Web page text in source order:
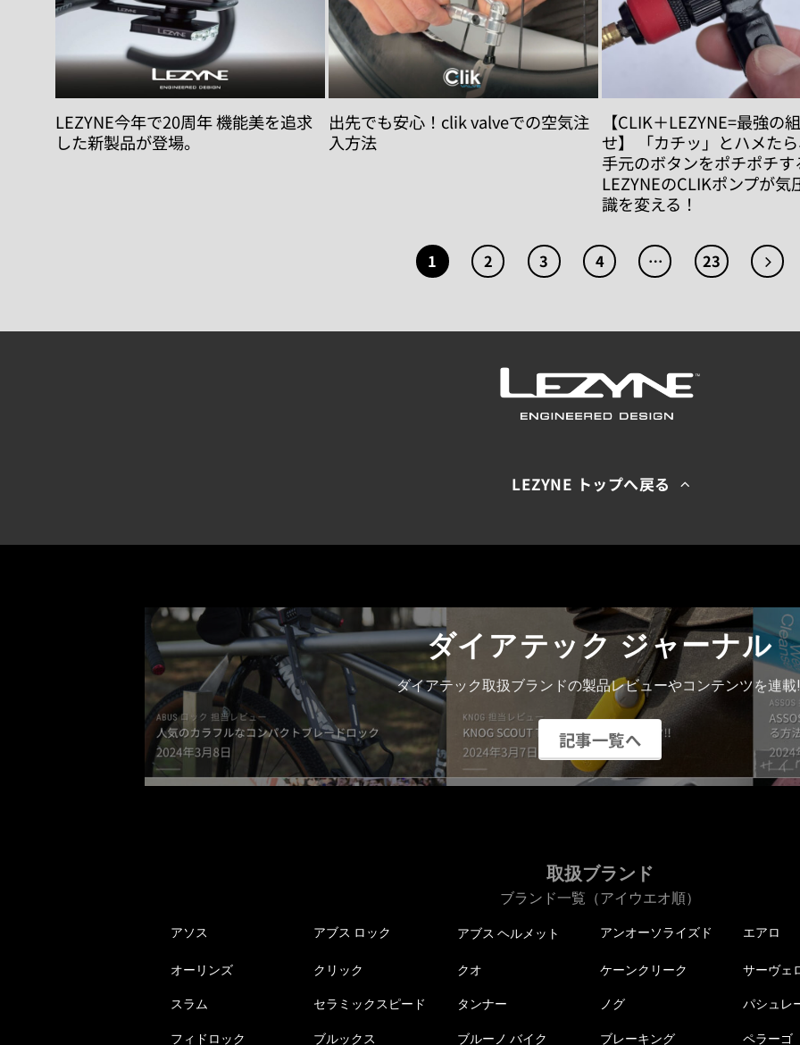
LEZYNE今年で20周年 機能美を追求
した新製品が登場。
出先でも安心！clik valveでの空気注
入方法
【CLIK＋LEZYNE=最強の
せ】 「カチッ」とハメた
手元のボタンをポチポチす
LEZYNEのCLIKポンプが気
識を変える！
1 2 3 4 … 23
LEZYNE トップへ戻る
ダイアテック ジャーナル
ダイアテック取扱ブランドの製品レビューやコンテンツを連載
記事一覧へ
取扱ブランド
ブランド一覧（アイウエオ順）
アソス アブス ロック アブス ヘルメット アンオーソライズド エアロ
オーリンズ クリック クオ ケーンクリーク サーヴェ
スラム セラミックスピード タンナー ノグ パシュレ
フィドロック ブルックス ブルーノ バイク ブレーキング ペラーゴ